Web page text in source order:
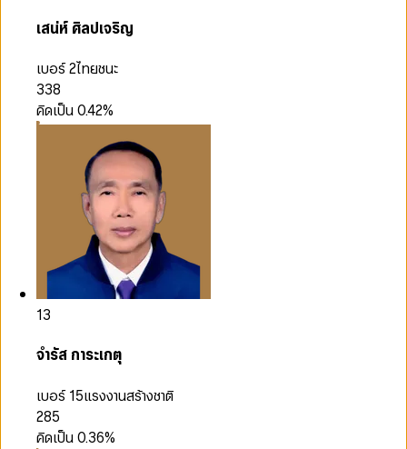
เสน่ห์ ศิลปเจริญ
เบอร์ 2ไทยชนะ
338
คิดเป็น0.42%
13
จำรัส การะเกตุ
เบอร์ 15แรงงานสร้างชาติ
285
คิดเป็น0.36%